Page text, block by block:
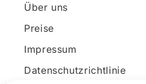
Über uns
Preise
Impressum
Datenschutzrichtlinie